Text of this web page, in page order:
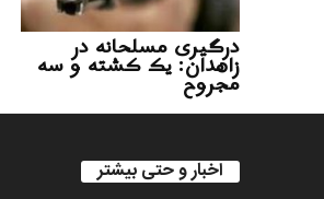
درگیری مسلحانه در
زاهدان: یک کشته و سه
مجروح
اخبار و حتی بیشتر